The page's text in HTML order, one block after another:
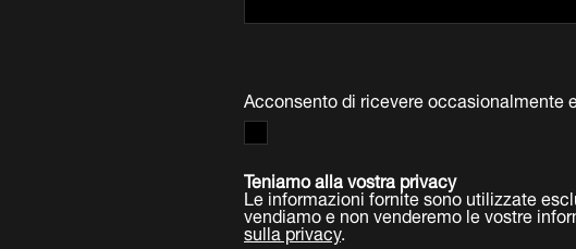
Acconsento di ricevere occasionalmente
Teniamo alla vostra privacy
Le informazioni fornite sono utilizzate
vendiamo e non venderemo le vostre
sulla privacy.